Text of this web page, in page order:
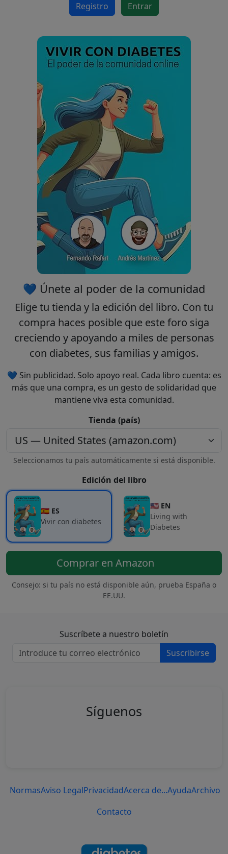
Registro Entrar
💙 Únete al poder de la comunidad
Elige tu tienda y la edición del libro. Con tu
compra haces posible que este foro siga
creciendo y apoyando a miles de personas
con diabetes, sus familias y amigos.
💙 Sin publicidad. Solo apoyo real. Cada libro cuenta: es
más que una compra, es un gesto de solidaridad que
mantiene viva esta comunidad.
Tienda (país)
Seleccionamos tu país automáticamente si está disponible.
Edición del libro
🇪🇸 ES
Vivir con diabetes
🇺🇸 EN
Living with
Diabetes
Comprar en Amazon
Consejo: si tu país no está disponible aún, prueba España o
EE.UU.
Suscríbete a nuestro boletín
Suscribirse
Síguenos
NormasAviso LegalPrivacidadAcerca de...AyudaArchivo
Contacto